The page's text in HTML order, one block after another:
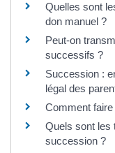
Quelles sont
don manuel ?
Peut-on
successifs ?
Succession :
légal des
Comment
Quels sont les
succession ?